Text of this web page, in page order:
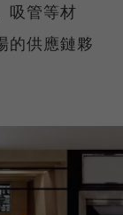
吸管等材
的供應鏈夥